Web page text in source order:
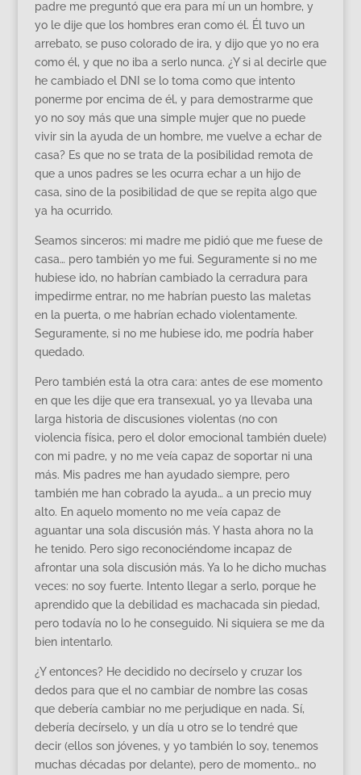
padre me preguntó que era para mí un un hombre, y
yo le dije que los hombres eran como él. Él tuvo un
arrebato, se puso colorado de ira, y dijo que yo no era
como él, y que no iba a serlo nunca. ¿Y si al decirle que
he cambiado el DNI se lo toma como que intento
ponerme por encima de él, y para demostrarme que
yo no soy más que una simple mujer que no puede
vivir sin la ayuda de un hombre, me vuelve a echar de
casa? Es que no se trata de la posibilidad remota de
que a unos padres se les ocurra echar a un hijo de
casa, sino de la posibilidad de que se repita algo que
ya ha ocurrido.
Seamos sinceros: mi madre me pidió que me fuese de
casa… pero también yo me fui. Seguramente si no me
hubiese ido, no habrían cambiado la cerradura para
impedirme entrar, no me habrían puesto las maletas
en la puerta, o me habrían echado violentamente.
Seguramente, si no me hubiese ido, me podría haber
quedado.
Pero también está la otra cara: antes de ese momento
en que les dije que era transexual, yo ya llevaba una
larga historia de discusiones violentas (no con
violencia física, pero el dolor emocional también duele)
con mi padre, y no me veía capaz de soportar ni una
más. Mis padres me han ayudado siempre, pero
también me han cobrado la ayuda… a un precio muy
alto. En aquelo momento no me veía capaz de
aguantar una sola discusión más. Y hasta ahora no la
he tenido. Pero sigo reconociéndome incapaz de
afrontar una sola discusión más. Ya lo he dicho muchas
veces: no soy fuerte. Intento llegar a serlo, porque he
aprendido que la debilidad es machacada sin piedad,
pero todavía no lo he conseguido. Ni siquiera se me da
bien intentarlo.
¿Y entonces? He decidido no decírselo y cruzar los
dedos para que el no cambiar de nombre las cosas
que debería cambiar no me perjudique en nada. Sí,
debería decírselo, y un día u otro se lo tendré que
decir (ellos son jóvenes, y yo también lo soy, tenemos
muchas décadas por delante), pero de momento… no